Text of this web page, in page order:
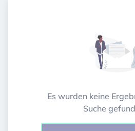
Es wurden keine
Suche